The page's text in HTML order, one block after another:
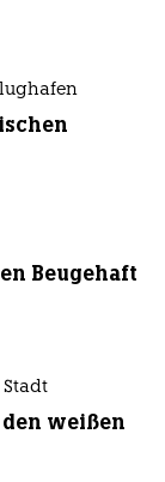
Beugehaft
weißen